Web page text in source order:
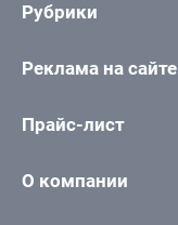
Рубрики
Реклама на сайте
Прайс-лист
О компании